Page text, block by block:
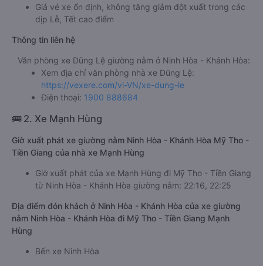
Giá vé xe ổn định, không tăng giảm đột xuất trong các
dịp Lễ, Tết cao điểm
Thông tin liên hệ
Văn phòng xe Dũng Lệ giường nằm ở Ninh Hòa - Khánh Hòa:
Xem địa chỉ văn phòng nhà xe Dũng Lệ:
https://vexere.com/vi-VN/xe-dung-le
Điện thoại: 1900 888684
🚌 2. Xe Mạnh Hùng
Giờ xuất phát xe giường nằm Ninh Hòa - Khánh Hòa Mỹ Tho -
Tiền Giang của nhà xe Mạnh Hùng
Giờ xuất phát của xe Mạnh Hùng đi Mỹ Tho - Tiền Giang
từ Ninh Hòa - Khánh Hòa giường nằm: 22:16, 22:25
Địa điểm đón khách ở Ninh Hòa - Khánh Hòa của xe giường
nằm Ninh Hòa - Khánh Hòa đi Mỹ Tho - Tiền Giang Mạnh
Hùng
Bến xe Ninh Hòa